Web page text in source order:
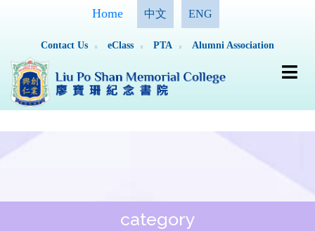
Home 中文 ENG
Contact Us eClass PTA Alumni Association
category